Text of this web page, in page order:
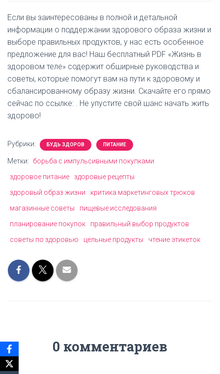
Если вы заинтересованы в полной и детальной
информации о поддержании здорового образа жизни и
выборе правильных продуктов, у нас есть особенное
предложение для вас! Наш бесплатный PDF «Жизнь в
здоровом теле» содержит обширные руководства и
советы, которые помогут вам на пути к здоровому и
сбалансированному образу жизни. Скачайте его прямо
сейчас по ссылке: . Не упустите свой шанс начать жить
здорово!
Рубрики: БУДЬ ЗДОРОВ ПИТАНИЕ
Метки:
борьба с импульсивными покупками
здоровое питание
здоровые рецепты
здоровый образ жизни
критика маркетинговых трюков
магазинные советы
пищевые исследования
планирование покупок
правильный выбор продуктов
советы по здоровью
цельные продукты чтение этикеток
0 комментариев